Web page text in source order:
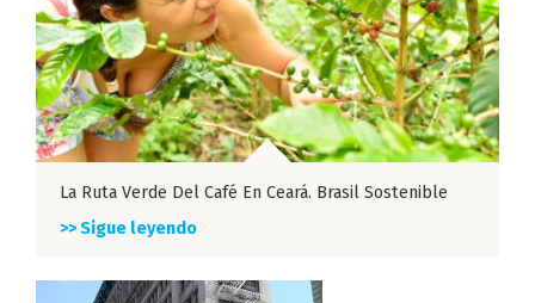
La Ruta Verde Del Café En Ceará. Brasil Sostenible
>> Sigue leyendo